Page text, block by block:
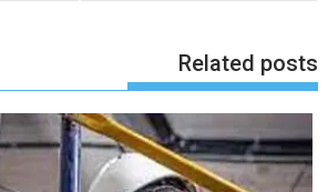
Related posts